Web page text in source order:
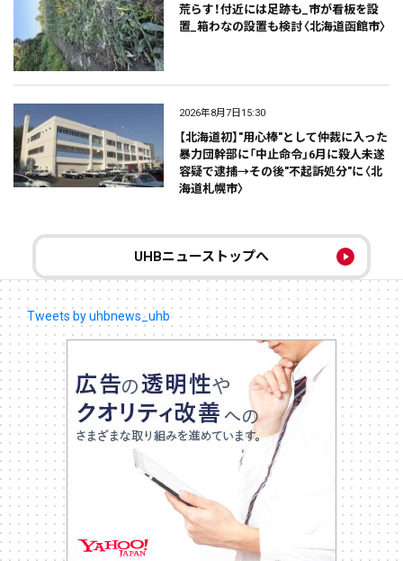
荒らす！付近には足跡も_市が看板を設
置_箱わなの設置も検討〈北海道函館市〉
2026年8月7日15:30
【北海道初】"用心棒"として仲裁に入った
暴力団幹部に「中止命令」6月に殺人未遂
容疑で逮捕→その後"不起訴処分"に〈北
海道札幌市〉
UHBニューストップへ
Tweets by uhbnews_uhb